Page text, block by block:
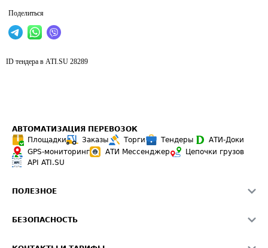
Поделиться
ID тендера в ATI.SU 28289
АВТОМАТИЗАЦИЯ ПЕРЕВОЗОК
Площадки
Заказы Торги Тендеры
АТИ-Доки
GPS-мониторинг
АТИ Мессенджер
Цепочки грузов
API ATI.SU
ПОЛЕЗНОЕ
Звезды ATI.SU на вашем сайте
БЕЗОПАСНОСТЬ